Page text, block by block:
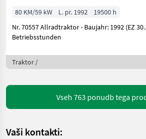
80 KM/59 kW L. pr. 1992
19500 h
Nr. 70557 Allradtraktor - Baujahr: 1992 (EZ 30.10.1992) -
Betriebsstunden
Traktor /
Vseh 763 ponudb tega
Vaši kontakti: